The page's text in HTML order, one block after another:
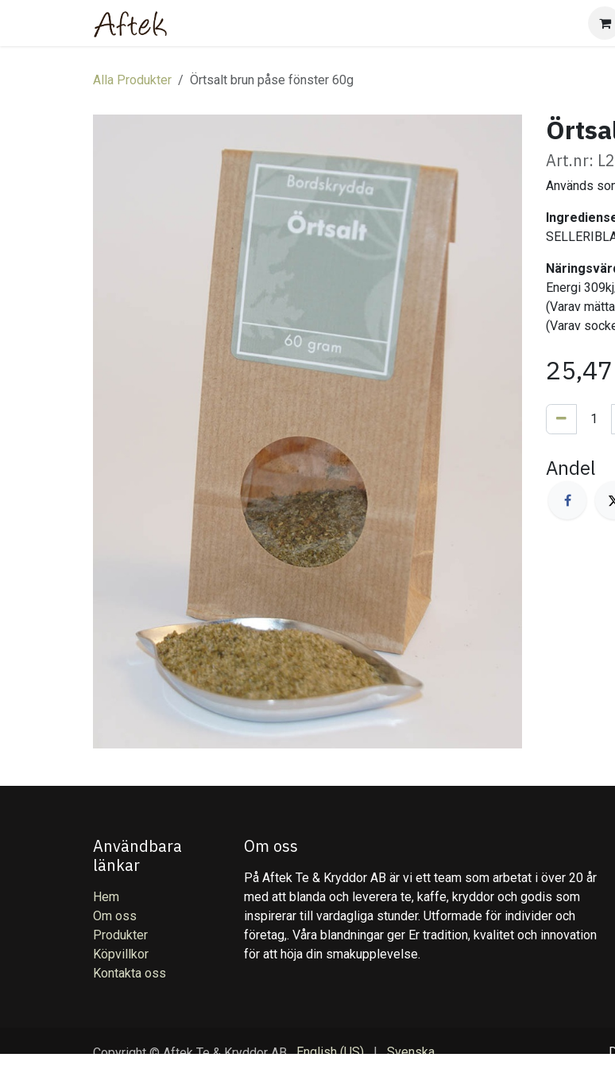
Alla Produkter Örtsalt brun påse fönster 60g
Art.nr:
Används
Energi
(Varav
(Varav
25,47
Andel
Användbara
länkar
Hem
Om oss
Produkter
Köpvillkor
Kontakta oss
Om oss
På Aftek Te & Kryddor AB är vi ett team som arbetat i över 20 år
med att blanda och leverera te, kaffe, kryddor och godis som
inspirerar till vardagliga stunder. Utformade för individer och
företag,. Våra blandningar ger Er tradition, kvalitet och innovation
för att höja din smakupplevelse.
Copyright © Aftek Te & Kryddor AB English (US) | Svenska